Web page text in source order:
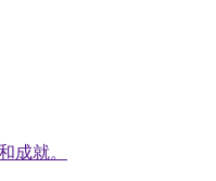
成就。